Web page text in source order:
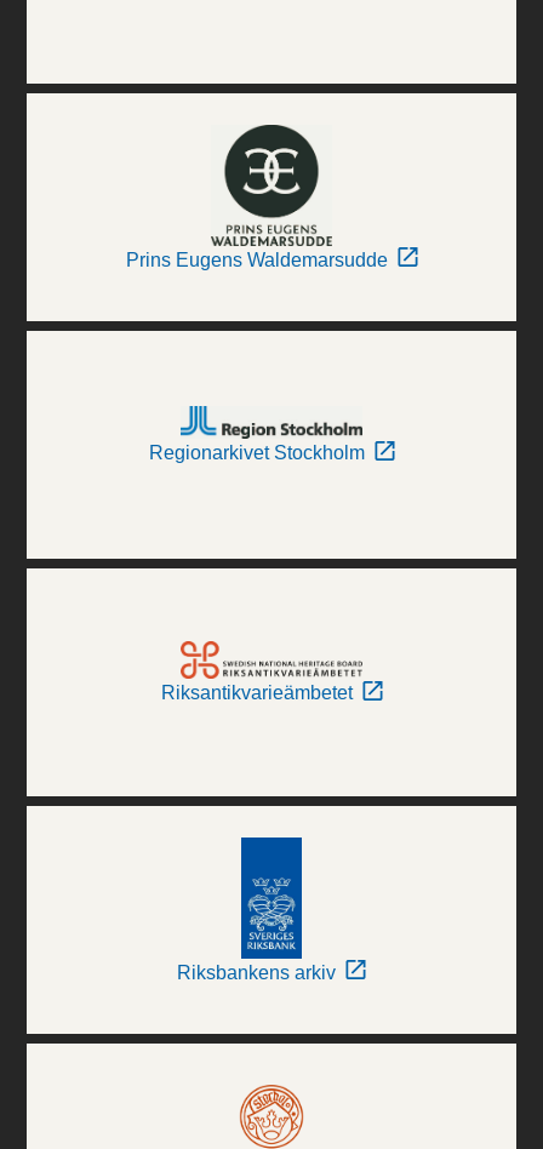
Prins Eugens Waldemarsudde
Regionarkivet Stockholm
Riksantikvarieämbetet
Riksbankens arkiv